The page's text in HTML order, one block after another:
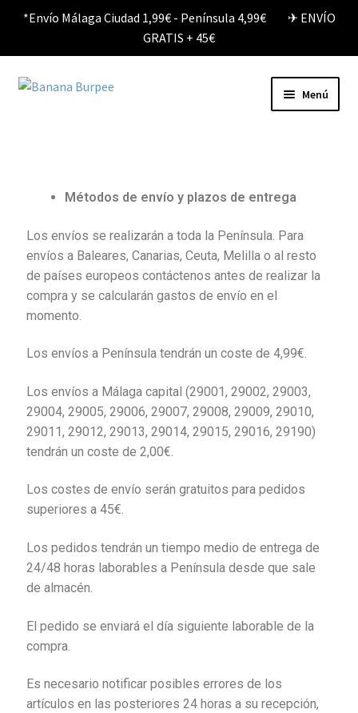
*Envío Málaga Ciudad 1,99€ - Península 4,99€ ✈︎ ENVÍO
GRATIS + 45€
Menú
Llaveros
Combas Velocidad
Mi cuenta
Métodos de envío y plazos de entrega
Los envíos se realizarán a toda la Península. Para
envíos a Baleares, Canarias, Ceuta, Melilla o al resto
de países europeos contáctenos antes de realizar la
compra y se calcularán gastos de envío en el
momento.
Los envíos a Península tendrán un coste de 4,99€.
Los envíos a Málaga capital (29001, 29002, 29003,
29004, 29005, 29006, 29007, 29008, 29009, 29010,
29011, 29012, 29013, 29014, 29015, 29016, 29190)
tendrán un coste de 2,00€.
Los costes de envío serán gratuitos para pedidos
superiores a 45€.
Los pedidos tendrán un tiempo medio de entrega de
24/48 horas laborables a Península desde que sale
de almacén.
El pedido se enviará el día siguiente laborable de la
compra.
Es necesario notificar posibles errores de los
artículos en las posteriores 24 horas a su recepción,